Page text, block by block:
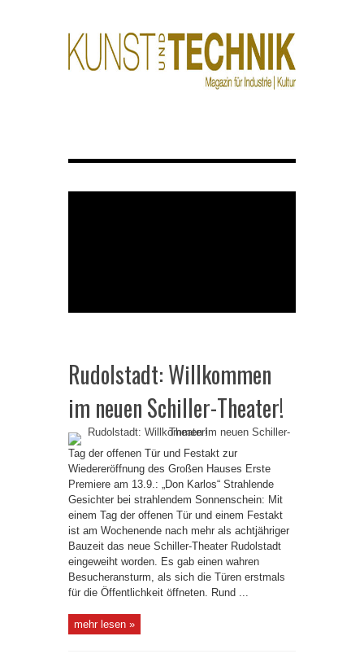
Rudolstadt: Willkommen
im neuen Schiller-Theater!
Tag der offenen Tür und Festakt zur
Wiedereröffnung des Großen Hauses Erste
Premiere am 13.9.: „Don Karlos“ Strahlende
Gesichter bei strahlendem Sonnenschein: Mit
einem Tag der offenen Tür und einem Festakt
ist am Wochenende nach mehr als achtjähriger
Bauzeit das neue Schiller-Theater Rudolstadt
eingeweiht worden. Es gab einen wahren
Besucheransturm, als sich die Türen erstmals
für die Öffentlichkeit öffneten. Rund ...
mehr lesen »